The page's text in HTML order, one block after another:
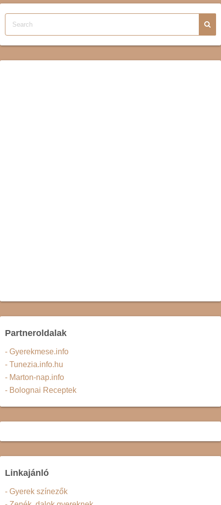
Partneroldalak
- Gyerekmese.info
- Tunezia.info.hu
- Marton-nap.info
- Bolognai Receptek
Linkajánló
- Gyerek színezők